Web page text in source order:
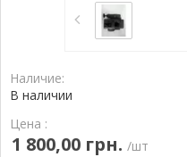
Наличие:
В наличии
Цена :
1 800,00 грн. /шт